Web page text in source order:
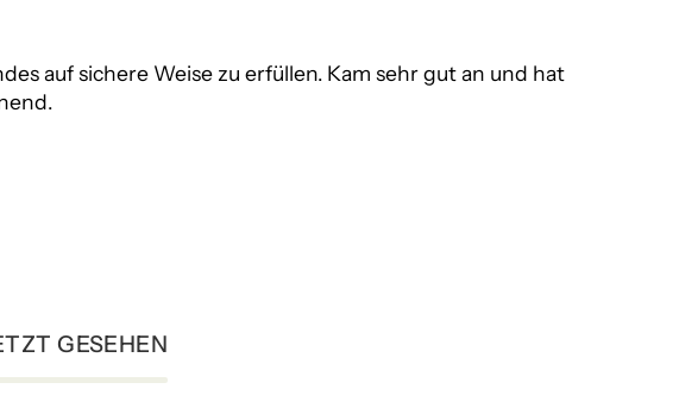
auf sichere Weise zu erfüllen. Kam sehr gut an und hat
GESEHEN